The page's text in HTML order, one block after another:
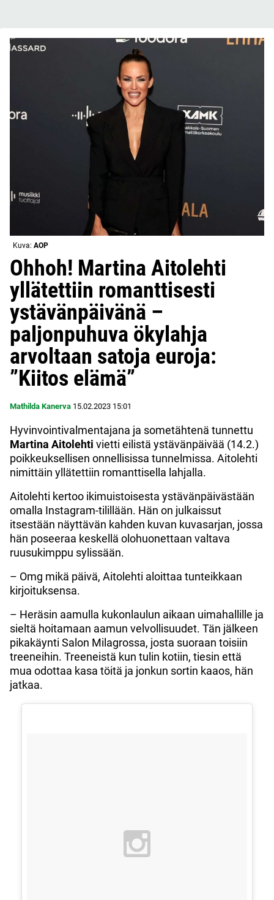
Kuva: AOP
Ohhoh! Martina Aitolehti
yllätettiin romanttisesti
ystävänpäivänä –
paljonpuhuva ökylahja
arvoltaan satoja euroja:
”Kiitos elämä”
Mathilda Kanerva 15.02.2023 15:01
Hyvinvointivalmentajana ja sometähtenä tunnettu
Martina Aitolehti vietti eilistä ystävänpäivää (14.2.)
poikkeuksellisen onnellisissa tunnelmissa. Aitolehti
nimittäin yllätettiin romanttisella lahjalla.
Aitolehti kertoo ikimuistoisesta ystävänpäivästään
omalla Instagram-tilillään. Hän on julkaissut
itsestään näyttävän kahden kuvan kuvasarjan, jossa
hän poseeraa keskellä olohuonettaan valtava
ruusukimppu sylissään.
– Omg mikä päivä, Aitolehti aloittaa tunteikkaan
kirjoituksensa.
– Heräsin aamulla kukonlaulun aikaan uimahallille ja
sieltä hoitamaan aamun velvollisuudet. Tän jälkeen
pikakäynti Salon Milagrossa, josta suoraan toisiin
treeneihin. Treeneistä kun tulin kotiin, tiesin että
mua odottaa kasa töitä ja jonkun sortin kaaos, hän
jatkaa.